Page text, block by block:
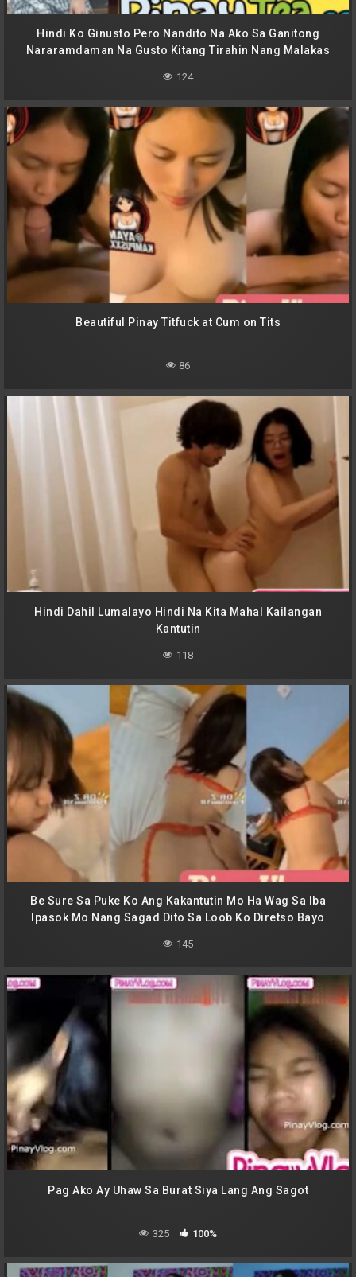
Hindi Ko Ginusto Pero Nandito Na Ako Sa Ganitong
Nararamdaman Na Gusto Kitang Tirahin Nang Malakas
124
Beautiful Pinay Titfuck at Cum on Tits
86
Hindi Dahil Lumalayo Hindi Na Kita Mahal Kailangan
Kantutin
118
Be Sure Sa Puke Ko Ang Kakantutin Mo Ha Wag Sa Iba
Ipasok Mo Nang Sagad Dito Sa Loob Ko Diretso Bayo
145
Pag Ako Ay Uhaw Sa Burat Siya Lang Ang Sagot
325 100%